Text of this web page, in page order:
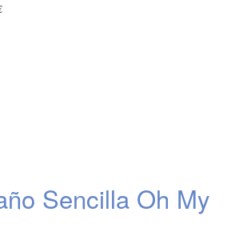
Sencilla Oh My